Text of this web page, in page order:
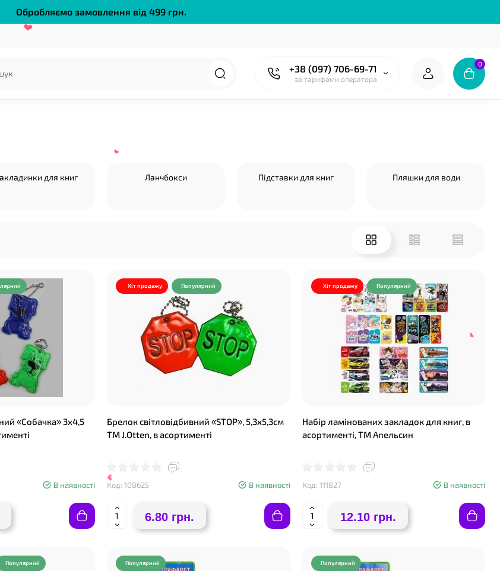
Обробляємо замовлення від 499 грн.
+38 (097) 706-69-71
за тарифами оператора
0
для книг Ланчбокси Підставки для книг Пляшки для води
«Собачка» 3х4,5
В наявності
Хіт продажу Популярний
Брелок світловідбивний «STOP», 5,3х5,3см
ТМ J.Otten, в асортименті
Код: 108625 В наявності
6.80 грн.
Хіт продажу Популярний
Набір ламінованих закладок для книг, в
асортименті, ТМ Апельсин
Код: 111827 В наявності
12.10 грн.
Популярний Популярний Популярний
❤